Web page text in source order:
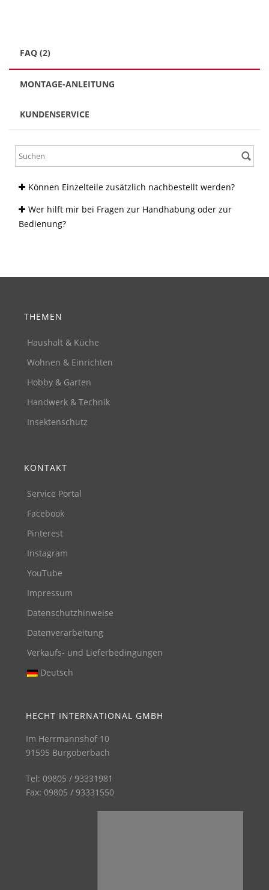
FAQ (2)
MONTAGE-ANLEITUNG
KUNDENSERVICE
Können Einzelteile zusätzlich nachbestellt werden?
Wer hilft mir bei Fragen zur Handhabung oder zur
Bedienung?
THEMEN
Haushalt & Küche
Wohnen & Einrichten
Hobby & Garten
Handwerk & Technik
Insektenschutz
KONTAKT
Service Portal
Facebook
Pinterest
Instagram
YouTube
Impressum
Datenschutzhinweise
Datenverarbeitung
Verkaufs- und Lieferbedingungen
Deutsch
HECHT INTERNATIONAL GMBH
Im Herrmannshof 10
91595 Burgoberbach
Tel: 09805 / 93331981
Fax: 09805 / 93331550